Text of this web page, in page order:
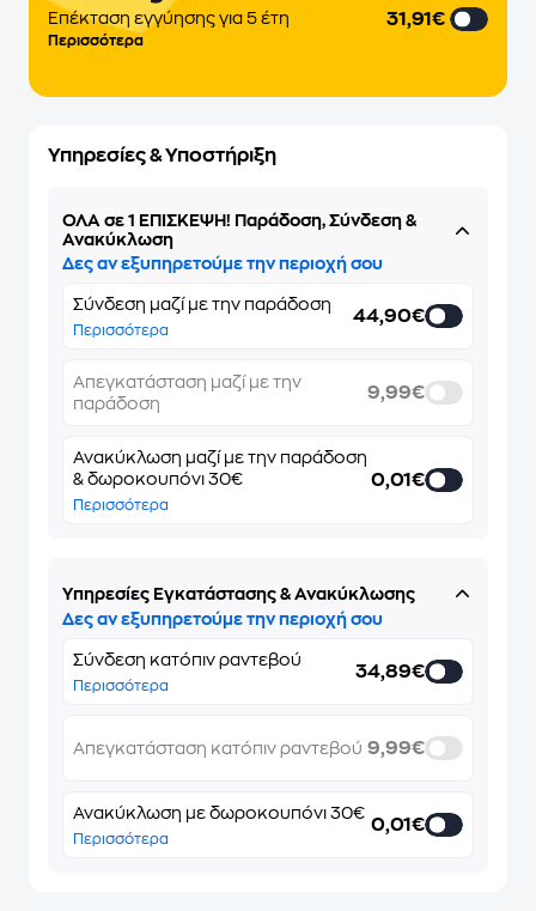
Επέκταση εγγύησης για 5 έτη
Περισσότερα
31,91€
Υπηρεσίες & Υποστήριξη
ΌΛΑ σε 1 ΕΠΙΣΚΕΨΗ! Παράδοση, Σύνδεση &
Ανακύκλωση
Δες αν εξυπηρετούμε την περιοχή σου
Σύνδεση μαζί με την παράδοση
Περισσότερα
44,90€
Απεγκατάσταση μαζί με την
παράδοση
9,99€
Ανακύκλωση μαζί με την παράδοση
& δωροκουπόνι 30€
Περισσότερα
0,01€
Υπηρεσίες Εγκατάστασης & Ανακύκλωσης
Δες αν εξυπηρετούμε την περιοχή σου
Σύνδεση κατόπιν ραντεβού
Περισσότερα
34,89€
Απεγκατάσταση κατόπιν ραντεβού 9,99€
Ανακύκλωση με δωροκουπόνι 30€
Περισσότερα
0,01€